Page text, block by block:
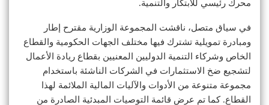
محرك رئيسي للابتكار والتنمية.
في سياق متصل، ناقشت المجموعة الوزارية مقترح إطار
ومبادرة تمويلية تشترك فيها مختلف الجهات الحكومية والقطاع
الخاص وشركاء التنمية الدوليين المعنيين بقطاع ريادة الأعمال
لتشجيع ضخ الاستثمارات في الشركات الناشئة باستخدام
مجموعة متنوعة من الأدوات والآليات المالية الملائمة لهذا
القطاع. كما تم عرض قائمة التوصيات المبدئية الصادرة من